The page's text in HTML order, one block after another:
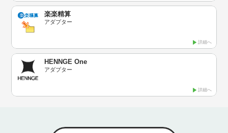
楽楽精算
アダプター
詳細へ
HENNGE One
アダプター
詳細へ